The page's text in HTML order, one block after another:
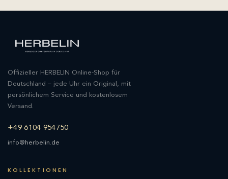
Offizieller HERBELIN Online-Shop für
Deutschland – jede Uhr ein Original, mit
persönlichem Service und kostenlosem
Versand.
+49 6104 954750
info@herbelin.de
KOLLEKTIONEN